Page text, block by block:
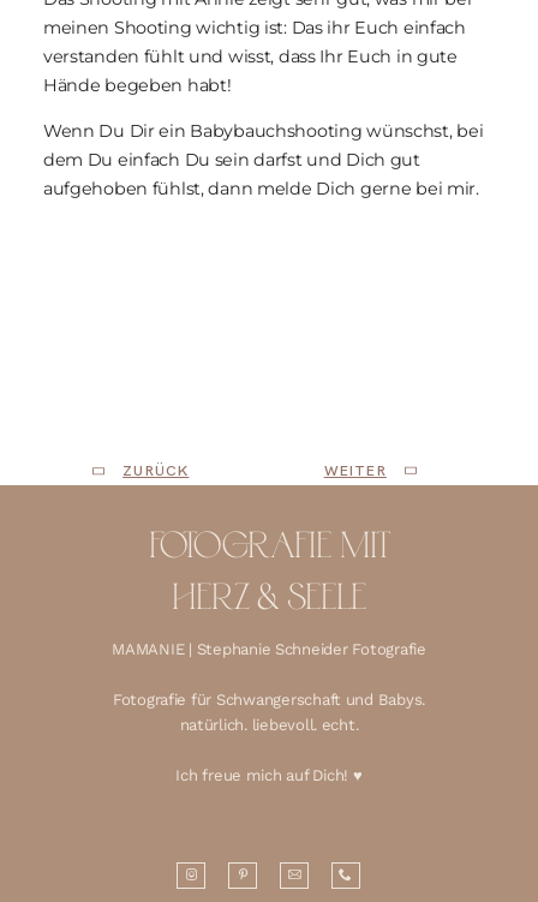
meinen Shooting wichtig ist: Das ihr Euch einfach
verstanden fühlt und wisst, dass Ihr Euch in gute
Hände begeben habt!
Wenn Du Dir ein Babybauchshooting wünschst, bei
dem Du einfach Du sein darfst und Dich gut
aufgehoben fühlst, dann melde Dich gerne bei mir.
ZURÜCK WEITER
FOTOGRAFIE MIT
HERZ & SEELE
MAMANIE | Stephanie Schneider Fotografie
Fotografie für Schwangerschaft und Babys.
natürlich. liebevoll. echt.
Ich freue mich auf Dich! ♥